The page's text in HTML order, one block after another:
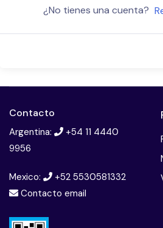
¿No tienes una cuenta?
Contacto
Argentina:
+54 11 4440
9956
Mexico:
+52 5530581332
Contacto email